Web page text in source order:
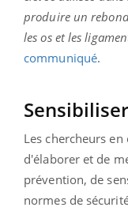
produire un
les os et les
communiqué.
Les chercheurs
d'élaborer et de
prévention, de
normes de